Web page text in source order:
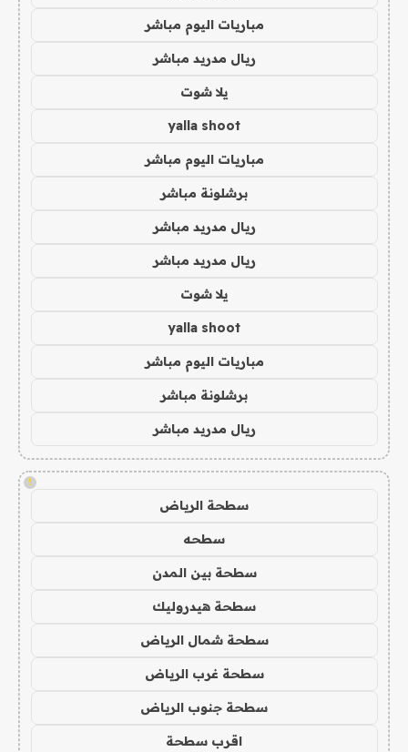
مباريات اليوم مباشر
ريال مدريد مباشر
يلا شوت
yalla shoot
مباريات اليوم مباشر
برشلونة مباشر
ريال مدريد مباشر
ريال مدريد مباشر
يلا شوت
yalla shoot
مباريات اليوم مباشر
برشلونة مباشر
ريال مدريد مباشر
!
سطحة الرياض
سطحه
سطحة بين المدن
سطحة هيدروليك
سطحة شمال الرياض
سطحة غرب الرياض
سطحة جنوب الرياض
اقرب سطحة